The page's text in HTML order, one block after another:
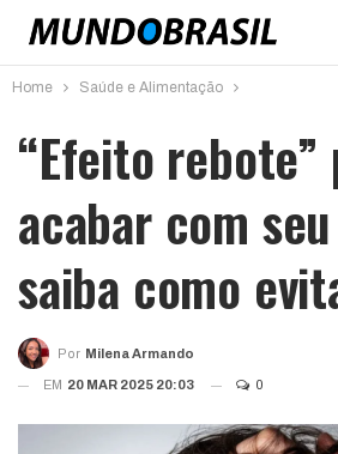
Home Saúde e Alimentação
“Efeito rebote”
acabar com
saiba como
Por Milena Armando
EM 20 MAR 2025 20:03 0